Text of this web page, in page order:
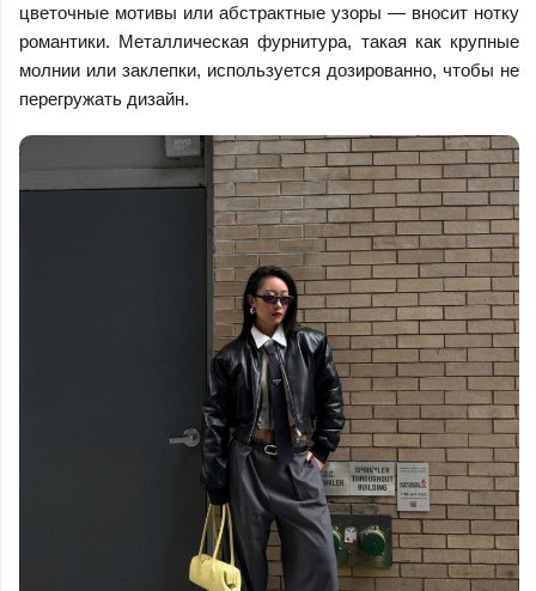
цветочные мотивы или абстрактные узоры — вносит нотку
романтики. Металлическая фурнитура, такая как крупные
молнии или заклепки, используется дозированно, чтобы не
перегружать дизайн.